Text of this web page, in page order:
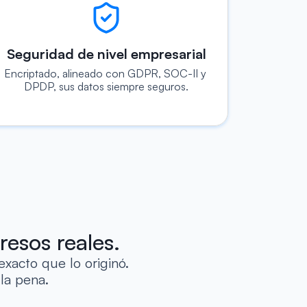
Seguridad de nivel empresarial
Encriptado, alineado con GDPR, SOC-II y
DPDP, sus datos siempre seguros.
reales.
que lo originó.
pena.